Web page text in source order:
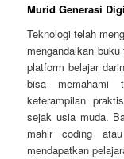
Murid Generasi
Teknologi telah
mengandalkan
platform belajar
bisa memahami
keterampilan
sejak usia muda.
mahir coding
mendapatkan